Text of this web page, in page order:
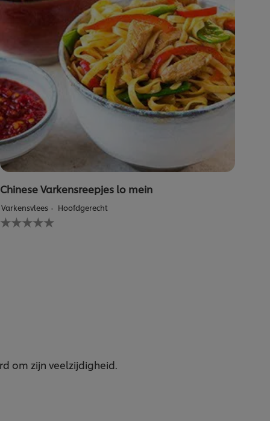
Chinese Varkensreepjes lo mein
Varkensvlees Hoofdgerecht
Geen
beoordelingen
om zijn veelzijdigheid.